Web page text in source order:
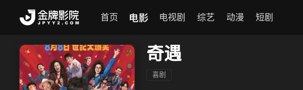
首页 电影 电视剧 综艺 动漫 短剧
奇遇
喜剧